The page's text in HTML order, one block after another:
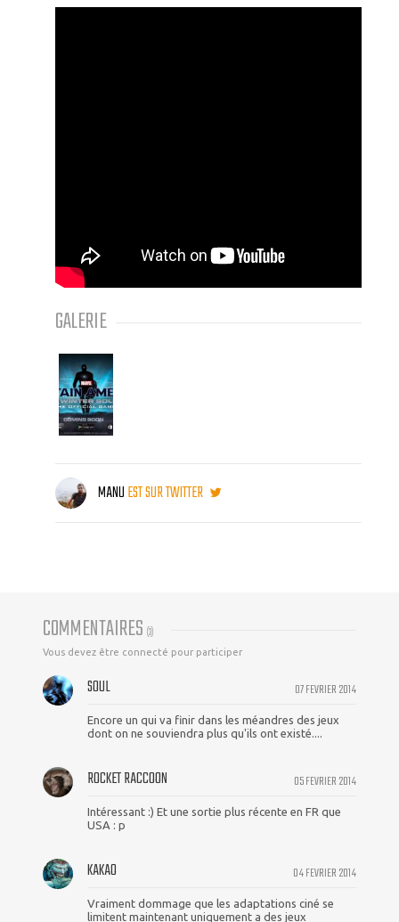
GALERIE
MANUEST SUR TWITTER
COMMENTAIRES (3)
Vous devez être connecté pour participer
07 FEVRIER 2014
SOUL
Encore un qui va finir dans les méandres des jeux
dont on ne souviendra plus qu'ils ont existé....
05 FEVRIER 2014
ROCKET RACCOON
Intéressant :) Et une sortie plus récente en FR que
USA : p
04 FEVRIER 2014
KAKAO
Vraiment dommage que les adaptations ciné se
limitent maintenant uniquement a des jeux